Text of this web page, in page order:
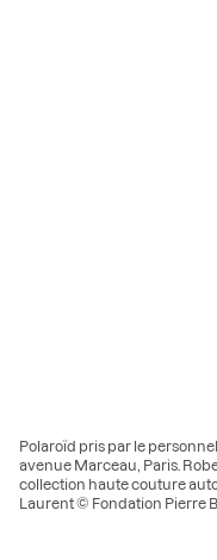
Polaroïd pris par le
avenue Marceau, Paris.
collection haute couture
Laurent © Fondation Pierre